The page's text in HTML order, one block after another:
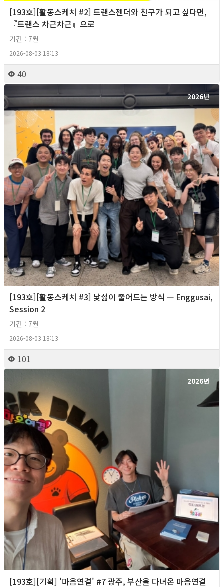
[193호][활동스케치 #2] 트랜스젠더와 친구가 되고 싶다면,
『트랜스 차근차근』으로
기간 : 7월
2026-08-03 18:13
40
2026년
[193호][활동스케치 #3] 낯섦이 줄어드는 방식 — Enggusai,
Session 2
기간 : 7월
2026-08-03 18:13
101
2026년
[193호][기획] '마음연결' #7 광주, 부산을 다녀온 마음연결